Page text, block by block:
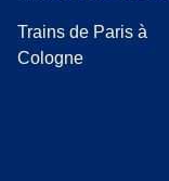
Trains de Paris à
Cologne